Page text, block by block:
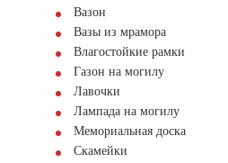
Вазон
Вазы из мрамора
Влагостойкие рамки
Газон на могилу
Лавочки
Лампада на могилу
Мемориальная доска
Скамейки